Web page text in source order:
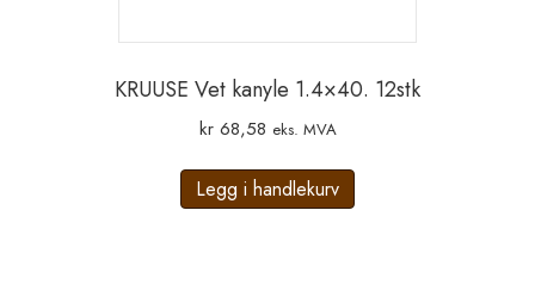
KRUUSE Vet kanyle 1.4×40. 12stk
kr68,58 eks. MVA
Legg i handlekurv